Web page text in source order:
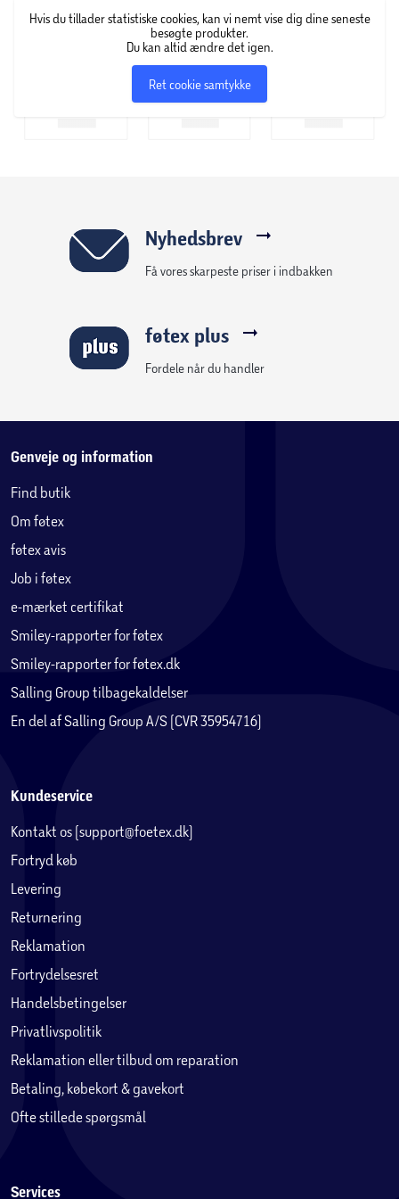
Maksimal ydeevne:
den lynhurtige Snapdragon 8 Elite Gen 5-
processor. Det betyder, at du flyver igennem de
absolut tungeste apps og spil uden skyggen af
forsinkelse.
få minutter.
realme GT 8 Pro i dag og oplev fremtidens smartphone!"
Hvis du tillader statistiske cookies, kan vi nemt vise dig dine seneste
besøgte produkter.
Du kan altid ændre det igen.
Ret cookie samtykke
Nyhedsbrev
Få vores skarpeste priser i indbakken
føtex plus
Fordele når du handler
Genveje og information
Find butik
Om føtex
føtex avis
Job i føtex
e-mærket certifikat
Smiley-rapporter for føtex
Smiley-rapporter for føtex.dk
Salling Group tilbagekaldelser
En del af Salling Group A/S (CVR 35954716)
Kundeservice
Kontakt os (support@foetex.dk)
Fortryd køb
Levering
Returnering
Reklamation
Fortrydelsesret
Handelsbetingelser
Privatlivspolitik
Reklamation eller tilbud om reparation
Betaling, købekort & gavekort
Ofte stillede spørgsmål
Services